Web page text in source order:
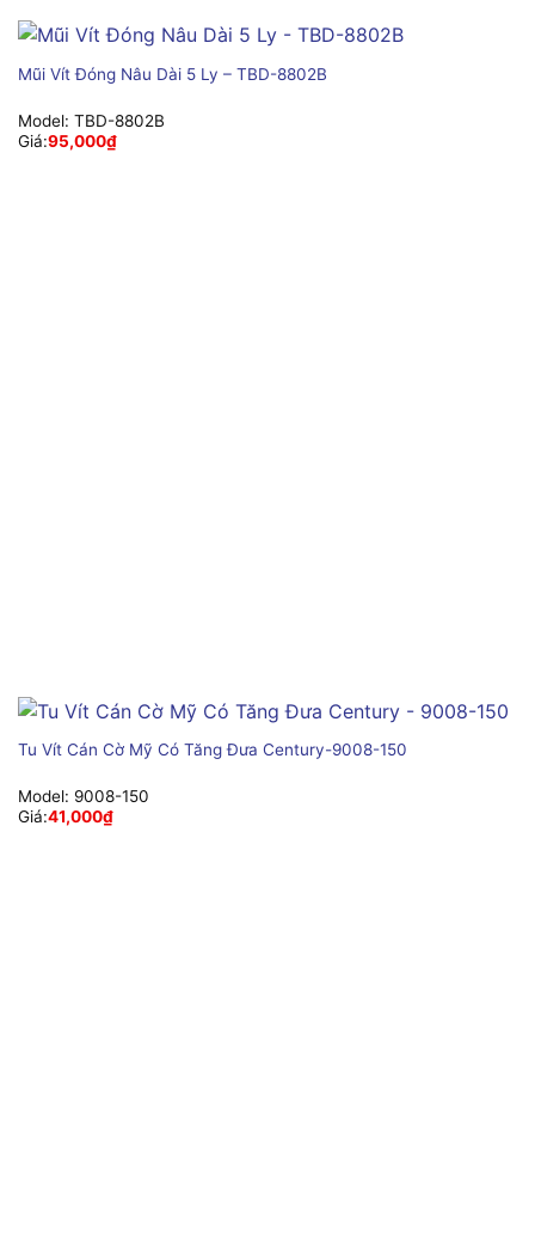
Mũi Vít Đóng Nâu Dài 5 Ly – TBD-8802B
Model: TBD-8802B
Giá:95,000₫
Tu Vít Cán Cờ Mỹ Có Tăng Đưa Century-9008-150
Model: 9008-150
Giá:41,000₫